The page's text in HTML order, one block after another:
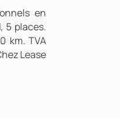
en
5 places.
km. TVA
Lease